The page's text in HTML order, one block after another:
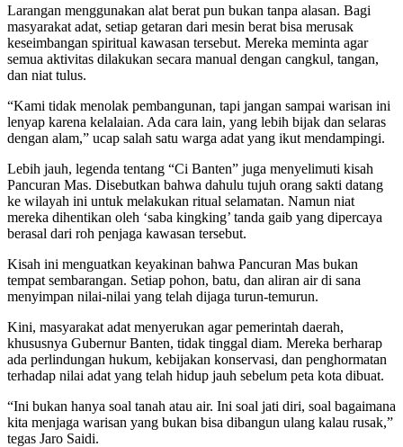
Larangan menggunakan alat berat pun bukan tanpa alasan. Bagi
masyarakat adat, setiap getaran dari mesin berat bisa merusak
keseimbangan spiritual kawasan tersebut. Mereka meminta agar
semua aktivitas dilakukan secara manual dengan cangkul, tangan,
dan niat tulus.
“Kami tidak menolak pembangunan, tapi jangan sampai warisan ini
lenyap karena kelalaian. Ada cara lain, yang lebih bijak dan selaras
dengan alam,” ucap salah satu warga adat yang ikut mendampingi.
Lebih jauh, legenda tentang “Ci Banten” juga menyelimuti kisah
Pancuran Mas. Disebutkan bahwa dahulu tujuh orang sakti datang
ke wilayah ini untuk melakukan ritual selamatan. Namun niat
mereka dihentikan oleh ‘saba kingking’ tanda gaib yang dipercaya
berasal dari roh penjaga kawasan tersebut.
Kisah ini menguatkan keyakinan bahwa Pancuran Mas bukan
tempat sembarangan. Setiap pohon, batu, dan aliran air di sana
menyimpan nilai-nilai yang telah dijaga turun-temurun.
Kini, masyarakat adat menyerukan agar pemerintah daerah,
khususnya Gubernur Banten, tidak tinggal diam. Mereka berharap
ada perlindungan hukum, kebijakan konservasi, dan penghormatan
terhadap nilai adat yang telah hidup jauh sebelum peta kota dibuat.
“Ini bukan hanya soal tanah atau air. Ini soal jati diri, soal bagaimana
kita menjaga warisan yang bukan bisa dibangun ulang kalau rusak,”
tegas Jaro Saidi.